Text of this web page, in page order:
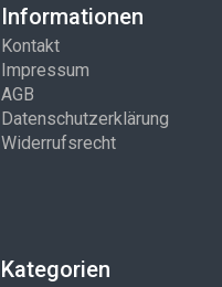
Informationen
Kontakt
Impressum
AGB
Datenschutzerklärung
Widerrufsrecht
Kategorien